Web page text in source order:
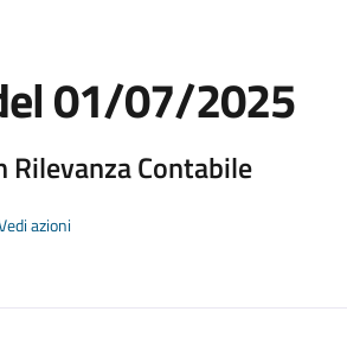
01/07/2025
Rilevanza Contabile
azioni